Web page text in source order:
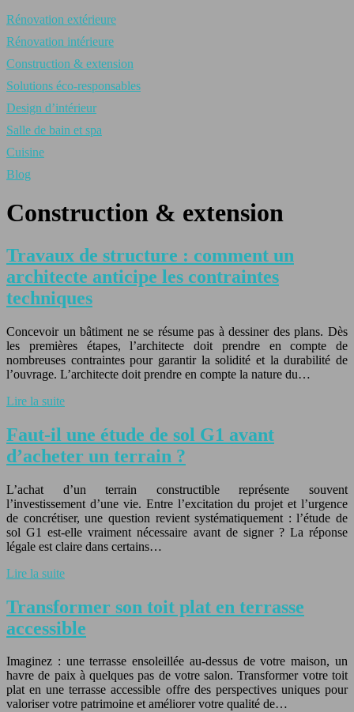
Rénovation extérieure
Rénovation intérieure
Construction & extension
Solutions éco-responsables
Design d’intérieur
Salle de bain et spa
Cuisine
Blog
Construction & extension
Travaux de structure : comment un
architecte anticipe les contraintes
techniques
Concevoir un bâtiment ne se résume pas à dessiner des plans. Dès
les premières étapes, l’architecte doit prendre en compte de
nombreuses contraintes pour garantir la solidité et la durabilité de
l’ouvrage. L’architecte doit prendre en compte la nature du…
Lire la suite
Faut-il une étude de sol G1 avant
d’acheter un terrain ?
L’achat d’un terrain constructible représente souvent
l’investissement d’une vie. Entre l’excitation du projet et l’urgence
de concrétiser, une question revient systématiquement : l’étude de
sol G1 est-elle vraiment nécessaire avant de signer ? La réponse
légale est claire dans certains…
Lire la suite
Transformer son toit plat en terrasse
accessible
Imaginez : une terrasse ensoleillée au-dessus de votre maison, un
havre de paix à quelques pas de votre salon. Transformer votre toit
plat en une terrasse accessible offre des perspectives uniques pour
valoriser votre patrimoine et améliorer votre qualité de…